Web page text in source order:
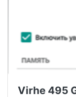
Virhe 495